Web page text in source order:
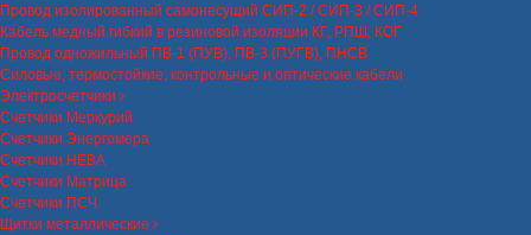
Провод изолированный самонесущий СИП-2 / СИП-3 / СИП-4
Кабель медный гибкий в резиновой изоляции КГ, РПШ, КОГ
Провод одножильный ПВ-1 (ПУВ), ПВ-3 (ПУГВ), ПНСВ
Силовые, термостойкие, контрольные и оптические кабели
Электросчетчики
Счетчики Меркурий
Счетчики Энергомера
Счетчики НЕВА
Счетчики Матрица
Счетчики ПСЧ
Щитки металлические